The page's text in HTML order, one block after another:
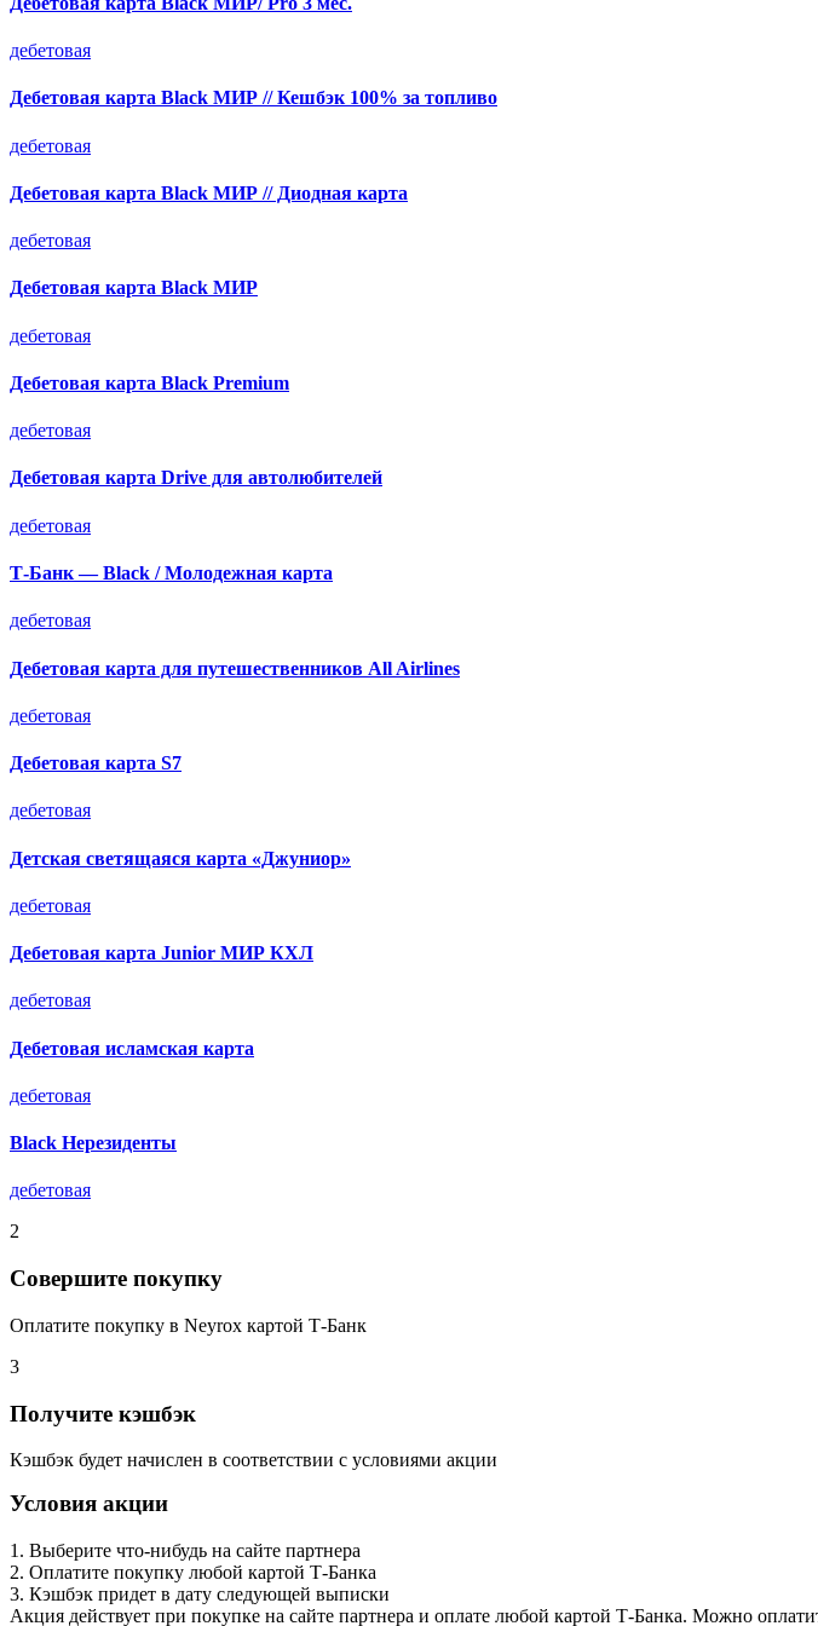
дебетовая
Дебетовая карта Black МИР // Кешбэк 100% за топливо
дебетовая
Дебетовая карта Black МИР // Диодная карта
дебетовая
Дебетовая карта Black МИР
дебетовая
Дебетовая карта Black Premium
дебетовая
Дебетовая карта Drive для автолюбителей
дебетовая
Т-Банк — Black / Молодежная карта
дебетовая
Дебетовая карта для путешественников All Airlines
дебетовая
Дебетовая карта S7
дебетовая
Детская светящаяся карта «Джуниор»
дебетовая
Дебетовая карта Junior МИР КХЛ
дебетовая
Дебетовая исламская карта
дебетовая
Black Нерезиденты
дебетовая
2
Совершите покупку
Оплатите покупку в Neyrox картой Т-Банк
3
Получите кэшбэк
Кэшбэк будет начислен в соответствии с условиями акции
Условия акции
1. Выберите что-нибудь на сайте партнера
2. Оплатите покупку любой картой Т-Банка
3. Кэшбэк придет в дату следующей выписки
Акция действует при покупке на сайте партнера и оплате любой картой Т-Банка. Можно